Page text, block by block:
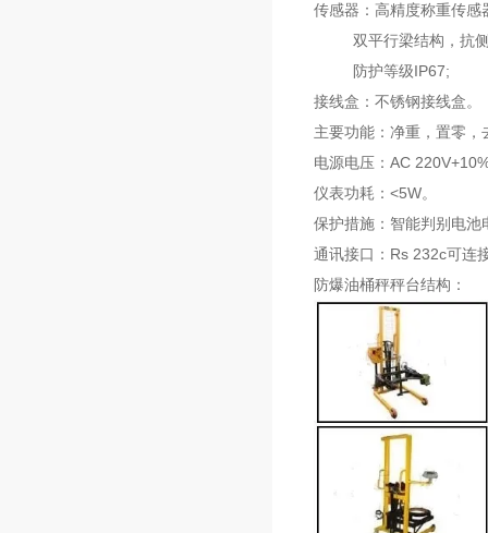
传感器：高精度称重传感
双平行梁结构，抗侧
防护等级IP67;
接线盒：不锈钢接线盒。
主要功能：净重，置零，
电源电压：AC
仪表功耗：<5W。
保护措施：智能判别电池
通讯接口：Rs 232c可连
防爆油桶秤秤台结构：